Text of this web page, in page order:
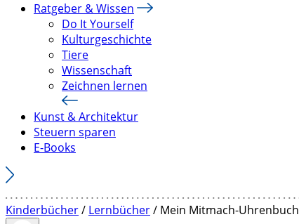
Ratgeber & Wissen
Do It Yourself
Kulturgeschichte
Tiere
Wissenschaft
Zeichnen lernen
Kunst & Architektur
Steuern sparen
E-Books
Kinderbücher/ Lernbücher/ Mein Mitmach-Uhrenbuch